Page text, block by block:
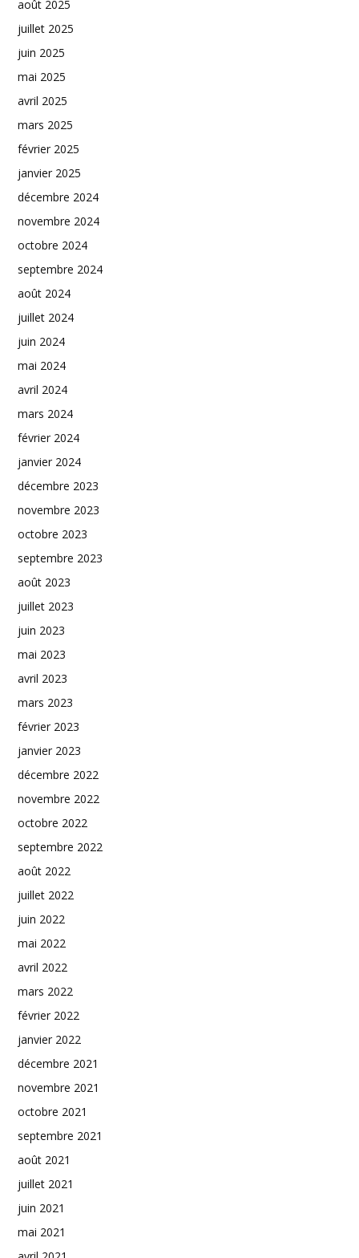
août 2025
juillet 2025
juin 2025
mai 2025
avril 2025
mars 2025
février 2025
janvier 2025
décembre 2024
novembre 2024
octobre 2024
septembre 2024
août 2024
juillet 2024
juin 2024
mai 2024
avril 2024
mars 2024
février 2024
janvier 2024
décembre 2023
novembre 2023
octobre 2023
septembre 2023
août 2023
juillet 2023
juin 2023
mai 2023
avril 2023
mars 2023
février 2023
janvier 2023
décembre 2022
novembre 2022
octobre 2022
septembre 2022
août 2022
juillet 2022
juin 2022
mai 2022
avril 2022
mars 2022
février 2022
janvier 2022
décembre 2021
novembre 2021
octobre 2021
septembre 2021
août 2021
juillet 2021
juin 2021
mai 2021